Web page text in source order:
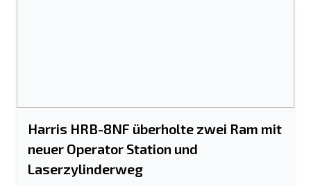
Harris HRB-8NF überholte zwei Ram mit
neuer Operator Station und
Laserzylinderweg